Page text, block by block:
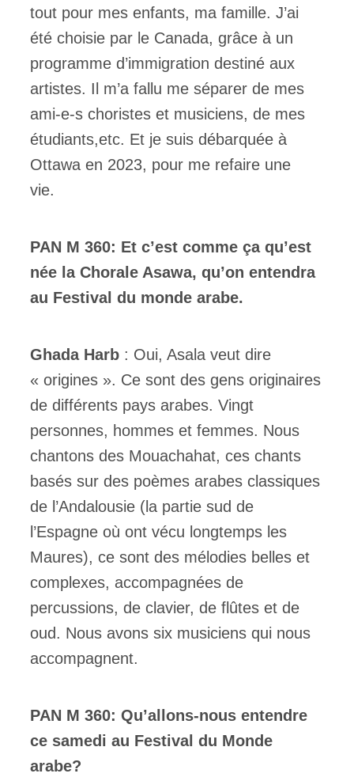
tout pour mes enfants, ma famille. J’ai
été choisie par le Canada, grâce à un
programme d’immigration destiné aux
artistes. Il m’a fallu me séparer de mes
ami-e-s choristes et musiciens, de mes
étudiants,etc. Et je suis débarquée à
Ottawa en 2023, pour me refaire une
vie.
PAN M 360: Et c’est comme ça qu’est
née la Chorale Asawa, qu’on entendra
au Festival du monde arabe.
Ghada Harb : Oui, Asala veut dire
« origines ». Ce sont des gens originaires
de différents pays arabes. Vingt
personnes, hommes et femmes. Nous
chantons des Mouachahat, ces chants
basés sur des poèmes arabes classiques
de l’Andalousie (la partie sud de
l’Espagne où ont vécu longtemps les
Maures), ce sont des mélodies belles et
complexes, accompagnées de
percussions, de clavier, de flûtes et de
oud. Nous avons six musiciens qui nous
accompagnent.
PAN M 360: Qu’allons-nous entendre
ce samedi au Festival du Monde
arabe?